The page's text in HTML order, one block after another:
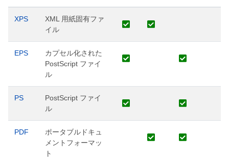
XPS
XML 用紙固有ファ
イル
EPS
カプセル化された
PostScript ファイ
ル
PS
PostScript ファイ
ル
PDF
ポータブルドキュ
メントフォーマッ
ト